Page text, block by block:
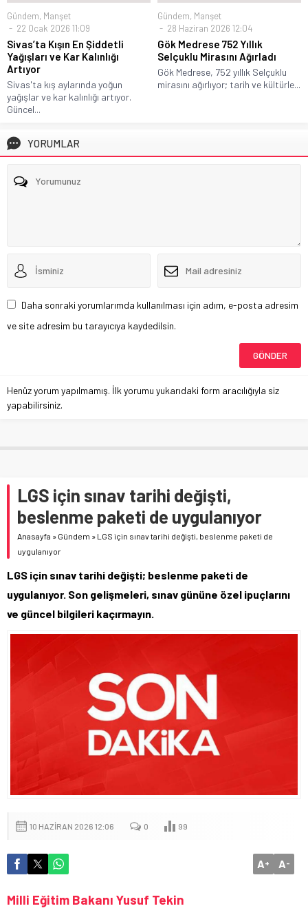
Gündem, Manşet
22 Ocak 2026 11:09
Sivas’ta Kışın En Şiddetli
Yağışları ve Kar Kalınlığı
Artıyor
Sivas'ta kış aylarında yoğun
yağışlar ve kar kalınlığı artıyor.
Güncel...
Gündem, Manşet
28 Haziran 2026 12:04
Gök Medrese 752 Yıllık
Selçuklu Mirasını Ağırladı
Gök Medrese, 752 yıllık Selçuklu
mirasını ağırlıyor; tarih ve kültürle...
YORUMLAR
Daha sonraki yorumlarımda kullanılması için adım, e-posta adresim
ve site adresim bu tarayıcıya kaydedilsin.
Henüz yorum yapılmamış. İlk yorumu yukarıdaki form aracılığıyla siz
yapabilirsiniz.
LGS için sınav tarihi değişti,
beslenme paketi de uygulanıyor
Anasayfa » Gündem » LGS için sınav tarihi değişti, beslenme paketi de
uygulanıyor
LGS için sınav tarihi değişti; beslenme paketi de
uygulanıyor. Son gelişmeleri, sınav gününe özel ipuçlarını
ve güncel bilgileri kaçırmayın.
10 HAZIRAN 2026 12:06 0 99
A+ A-
Milli Eğitim Bakanı Yusuf Tekin